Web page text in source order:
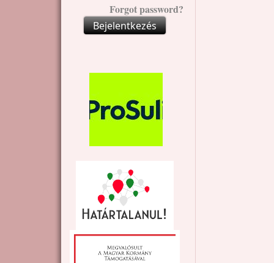
Forgot password?
Bejelentkezés